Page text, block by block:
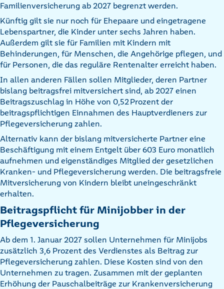
Familienversicherung ab 2027 begrenzt werden.
Künftig gilt sie nur noch für Ehepaare und eingetragene
Lebenspartner, die Kinder unter sechs Jahren haben.
Außerdem gilt sie für Familien mit Kindern mit
Behinderungen, für Menschen, die Angehörige pflegen, und
für Personen, die das reguläre Rentenalter erreicht haben.
In allen anderen Fällen sollen Mitglieder, deren Partner
bislang beitragsfrei mitversichert sind, ab 2027 einen
Beitragszuschlag in Höhe von 0,52 Prozent der
beitragspflichtigen Einnahmen des Hauptverdieners zur
Pflegeversicherung zahlen.
Alternativ kann der bislang mitversicherte Partner eine
Beschäftigung mit einem Entgelt über 603 Euro monatlich
aufnehmen und eigenständiges Mitglied der gesetzlichen
Kranken- und Pflegeversicherung werden. Die beitragsfreie
Mitversicherung von Kindern bleibt uneingeschränkt
erhalten.
Beitragspflicht für Minijobber in der
Pflegeversicherung
Ab dem 1. Januar 2027 sollen Unternehmen für Minijobs
zusätzlich 3,6 Prozent des Verdienstes als Beitrag zur
Pflegeversicherung zahlen. Diese Kosten sind von den
Unternehmen zu tragen. Zusammen mit der geplanten
Erhöhung der Pauschalbeiträge zur Krankenversicherung